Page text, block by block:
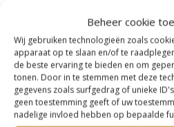
Beheer cookie
Wij gebruiken technologieën zoals
apparaat op te slaan en/of te
de beste ervaring te bieden en om
tonen. Door in te stemmen met deze
gegevens zoals surfgedrag of unieke
geen toestemming geeft of uw
nadelige invloed hebben op bepaalde
looptijd 30% bedragen. Ook
(geïndexeerde)
Leg uw situatie voor